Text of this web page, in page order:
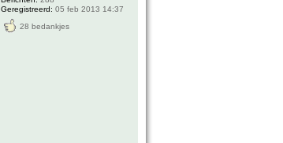
Geregistreerd: 05 feb 2013 14:37
28 bedankjes